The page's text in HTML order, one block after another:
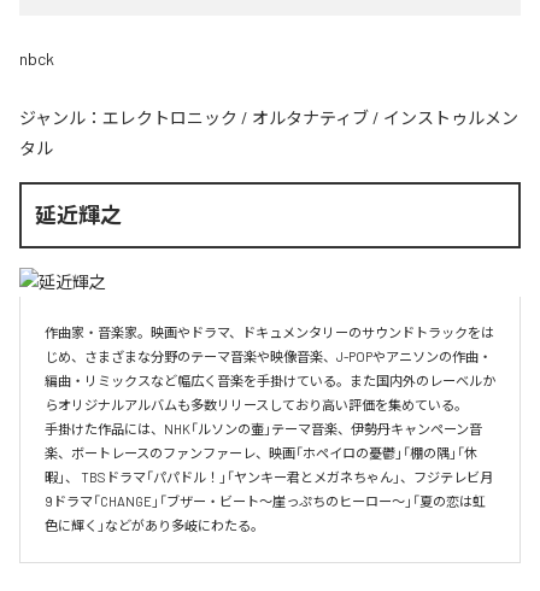
nbck
ジャンル： エレクトロニック / オルタナティブ / インストゥルメン
タル
延近輝之
作曲家・音楽家。映画やドラマ、ドキュメンタリーのサウンドトラックをは
じめ、さまざまな分野のテーマ音楽や映像音楽、J-POPやアニソンの作曲・
編曲・リミックスなど幅広く音楽を手掛けている。また国内外のレーベルか
らオリジナルアルバムも多数リリースしており高い評価を集めている。
手掛けた作品には、NHK「ルソンの壷」テーマ音楽、伊勢丹キャンペーン音
楽、ボートレースのファンファーレ、映画「ホペイロの憂鬱」「棚の隅」「休
暇」、 TBSドラマ「パパドル！」「ヤンキー君とメガネちゃん」、フジテレビ月
9ドラマ「CHANGE」「ブザー・ビート～崖っぷちのヒーロー～」「夏の恋は虹
色に輝く」などがあり多岐にわたる。